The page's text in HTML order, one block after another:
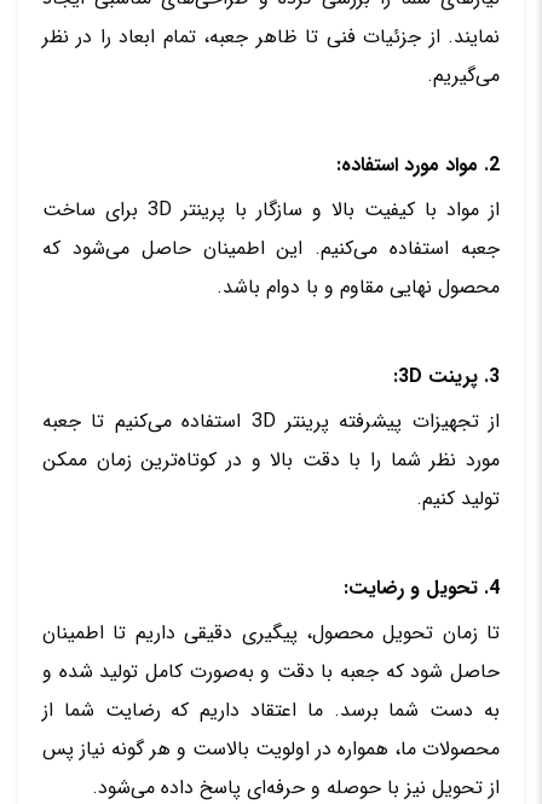
نمایند. از جزئیات فنی تا ظاهر جعبه، تمام ابعاد را در نظر
می‌گیریم.
2. مواد مورد استفاده:
از مواد با کیفیت بالا و سازگار با پرینتر 3D برای ساخت
جعبه استفاده می‌کنیم. این اطمینان حاصل می‌شود که
محصول نهایی مقاوم و با دوام باشد.
3. پرینت 3D:
از تجهیزات پیشرفته پرینتر 3D استفاده می‌کنیم تا جعبه
مورد نظر شما را با دقت بالا و در کوتاه‌ترین زمان ممکن
تولید کنیم.
4. تحویل و رضایت:
تا زمان تحویل محصول، پیگیری دقیقی داریم تا اطمینان
حاصل شود که جعبه با دقت و به‌صورت کامل تولید شده و
به دست شما برسد. ما اعتقاد داریم که رضایت شما از
محصولات ما، همواره در اولویت بالاست و هر گونه نیاز پس
از تحویل نیز با حوصله و حرفه‌ای پاسخ داده می‌شود.